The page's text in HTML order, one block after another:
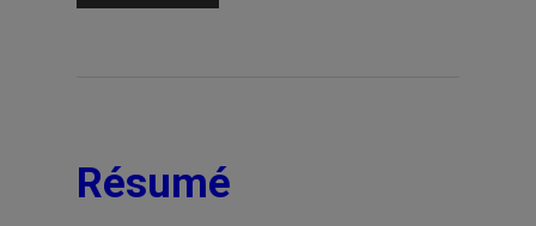
Résumé